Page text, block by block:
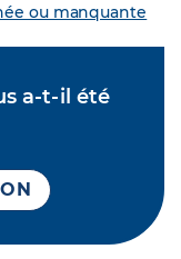
ou manquante
a-t-il été